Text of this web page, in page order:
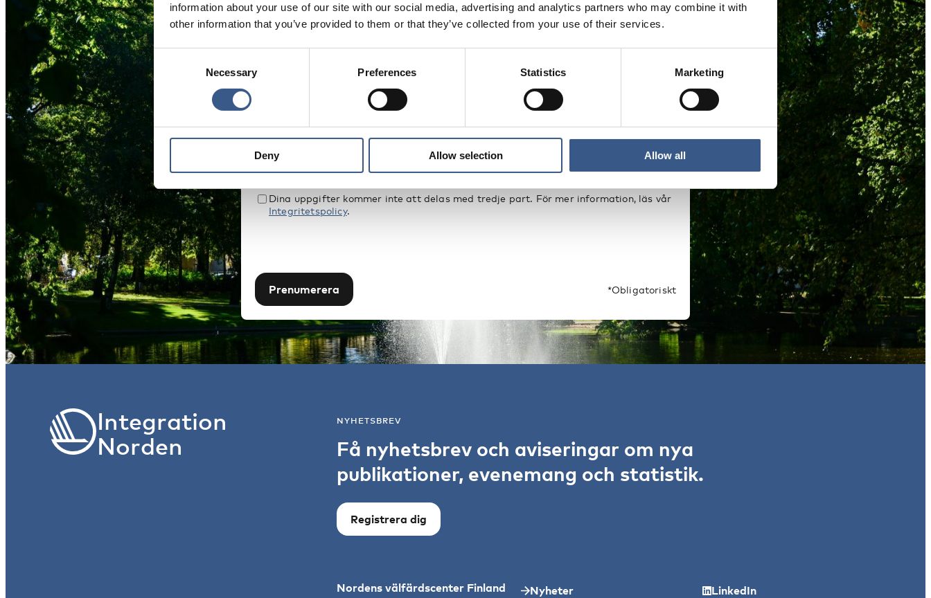
information about your use of our site with our social media, advertising and analytics partners who may combine it with
other information that you’ve provided to them or that they’ve collected from your use of their services.
Necessary Preferences Statistics Marketing
Deny Allow selection Allow all
Få nyhetsbrev och aviseringar om nya publikationer,
evenemang och statistik.
E-mail *
Dina uppgifter kommer inte att delas med tredje part. För mer information, läs vår
Integritetspolicy.
Prenumerera *Obligatoriskt
Integration
Norden
NYHETSBREV
Få nyhetsbrev och aviseringar om nya
publikationer, evenemang och statistik.
Registrera dig
Nordens välfärdscenter Finland
Nyheter
LinkedIn